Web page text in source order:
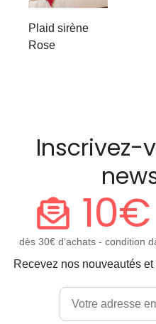
Plaid sirène
Rose
Inscrivez-
dès 30€ d’achats - condition
Recevez nos nouveautés